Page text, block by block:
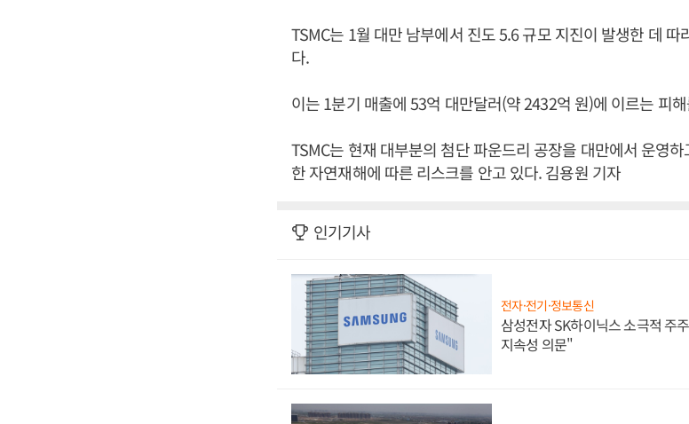
TSMC는 1월 대만 남부에서 진도 5.6 규모 지진이 발생한 데
다.
이는 1분기 매출에 53억 대만달러(약 2432억 원)에 이르는 피
TSMC는 현재 대부분의 첨단 파운드리 공장을 대만에서 운영
한 자연재해에 따른 리스크를 안고 있다. 김용원 기자
인기기사
전자·전기·정보통신
삼성전자 SK하이닉스 소극적 주
지속성 의문"